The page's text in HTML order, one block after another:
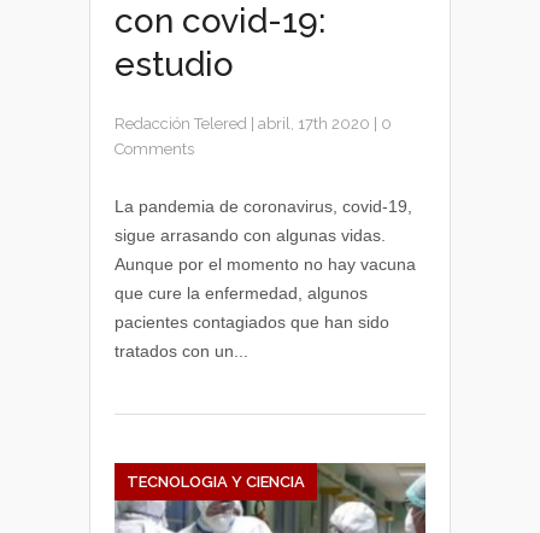
con covid-19:
estudio
Redacción Telered abril, 17th 2020
0
Comments
La pandemia de coronavirus, covid-19,
sigue arrasando con algunas vidas.
Aunque por el momento no hay vacuna
que cure la enfermedad, algunos
pacientes contagiados que han sido
tratados con un...
TECNOLOGIA Y CIENCIA